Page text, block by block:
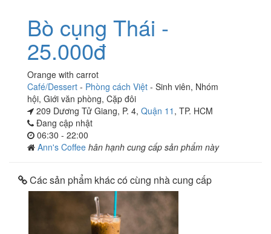
Bò cụng Thái -
25.000đ
Orange with carrot
Café/Dessert - Phòng cách Việt - Sinh viên, Nhóm
hội, Giới văn phòng, Cặp đôi
209 Dương Tử Giang, P. 4, Quận 11 , TP. HCM
Đang cập nhật
06:30 - 22:00
Ann's Coffee hân hạnh cung cấp sản phẩm này
Các sản phẩm khác có cùng nhà cung cấp